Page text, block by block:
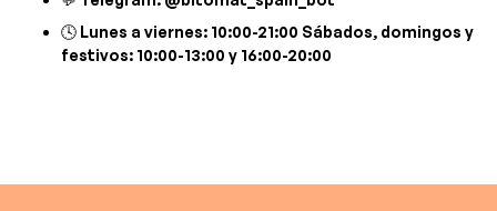
🕓 Lunes a viernes: 10:00-21:00 Sábados, domingos y
festivos: 10:00-13:00 y 16:00-20:00